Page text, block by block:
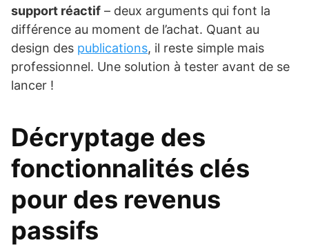
support réactif – deux arguments qui font la
différence au moment de l’achat. Quant au
design des publications, il reste simple mais
professionnel. Une solution à tester avant de se
lancer !
Décryptage des
fonctionnalités clés
pour des revenus
passifs